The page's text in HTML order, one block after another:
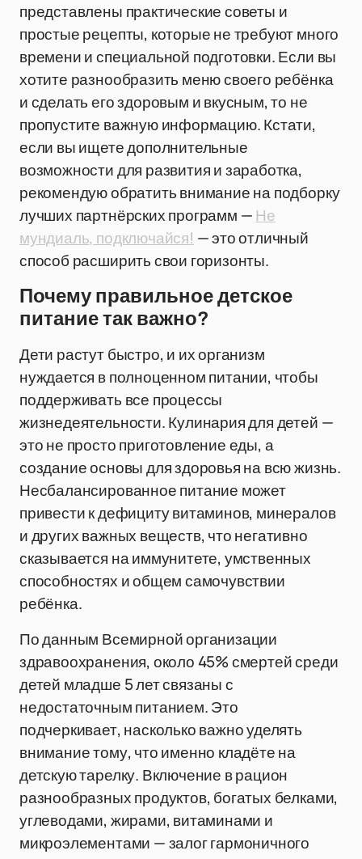
представлены практические советы и
простые рецепты, которые не требуют много
времени и специальной подготовки. Если вы
хотите разнообразить меню своего ребёнка
и сделать его здоровым и вкусным, то не
пропустите важную информацию. Кстати,
если вы ищете дополнительные
возможности для развития и заработка,
рекомендую обратить внимание на подборку
лучших партнёрских программ —Не
мундиаль, подключайся! — это отличный
способ расширить свои горизонты.
Почему правильное детское
питание так важно?
Дети растут быстро, и их организм
нуждается в полноценном питании, чтобы
поддерживать все процессы
жизнедеятельности. Кулинария для детей —
это не просто приготовление еды, а
создание основы для здоровья на всю жизнь.
Несбалансированное питание может
привести к дефициту витаминов, минералов
и других важных веществ, что негативно
сказывается на иммунитете, умственных
способностях и общем самочувствии
ребёнка.
По данным Всемирной организации
здравоохранения, около 45% смертей среди
детей младше 5 лет связаны с
недостаточным питанием. Это
подчеркивает, насколько важно уделять
внимание тому, что именно кладёте на
детскую тарелку. Включение в рацион
разнообразных продуктов, богатых белками,
углеводами, жирами, витаминами и
микроэлементами — залог гармоничного